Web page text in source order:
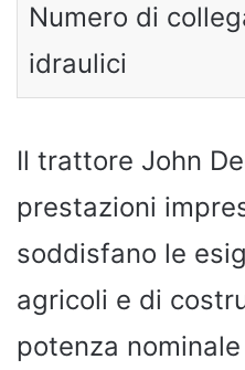
Numero di
idraulici
Il trattore John
prestazioni
soddisfano le
agricoli e di
potenza